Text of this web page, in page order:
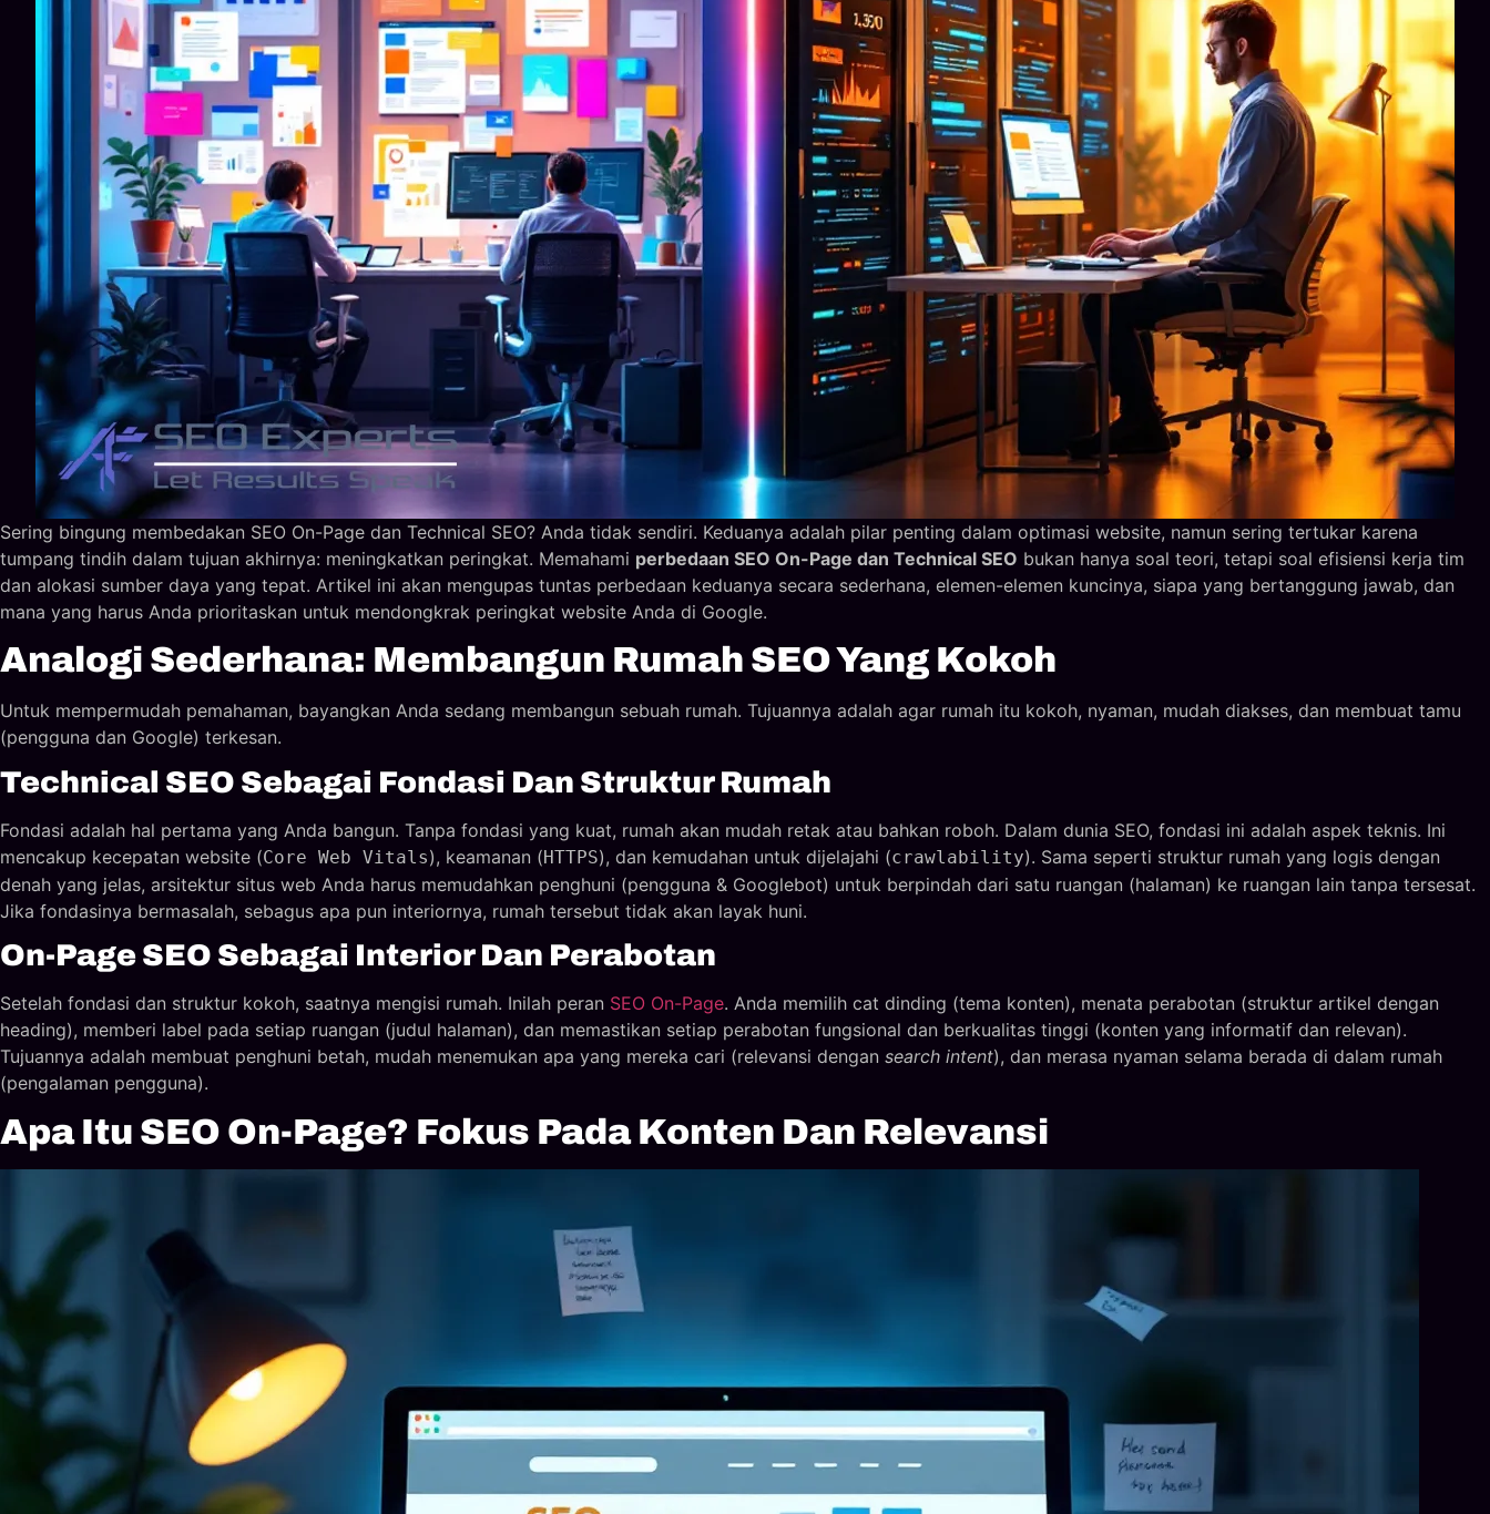
Sering bingung membedakan SEO On-Page dan Technical SEO? Anda tidak sendiri. Keduanya adalah pilar penting dalam optimasi website, namun sering tertukar karena
tumpang tindih dalam tujuan akhirnya: meningkatkan peringkat. Memahami perbedaan SEO On-Page dan Technical SEO bukan hanya soal teori, tetapi soal efisiensi kerja tim
dan alokasi sumber daya yang tepat. Artikel ini akan mengupas tuntas perbedaan keduanya secara sederhana, elemen-elemen kuncinya, siapa yang bertanggung jawab, dan
mana yang harus Anda prioritaskan untuk mendongkrak peringkat website Anda di Google.
Analogi Sederhana: Membangun Rumah SEO Yang Kokoh
Untuk mempermudah pemahaman, bayangkan Anda sedang membangun sebuah rumah. Tujuannya adalah agar rumah itu kokoh, nyaman, mudah diakses, dan membuat tamu
(pengguna dan Google) terkesan.
Technical SEO Sebagai Fondasi Dan Struktur Rumah
Fondasi adalah hal pertama yang Anda bangun. Tanpa fondasi yang kuat, rumah akan mudah retak atau bahkan roboh. Dalam dunia SEO, fondasi ini adalah aspek teknis. Ini
mencakup kecepatan website (Core Web Vitals), keamanan (HTTPS), dan kemudahan untuk dijelajahi (crawlability). Sama seperti struktur rumah yang logis dengan
denah yang jelas, arsitektur situs web Anda harus memudahkan penghuni (pengguna & Googlebot) untuk berpindah dari satu ruangan (halaman) ke ruangan lain tanpa tersesat.
Jika fondasinya bermasalah, sebagus apa pun interiornya, rumah tersebut tidak akan layak huni.
On-Page SEO Sebagai Interior Dan Perabotan
Setelah fondasi dan struktur kokoh, saatnya mengisi rumah. Inilah peran SEO On-Page. Anda memilih cat dinding (tema konten), menata perabotan (struktur artikel dengan
heading), memberi label pada setiap ruangan (judul halaman), dan memastikan setiap perabotan fungsional dan berkualitas tinggi (konten yang informatif dan relevan).
Tujuannya adalah membuat penghuni betah, mudah menemukan apa yang mereka cari (relevansi dengan search intent), dan merasa nyaman selama berada di dalam rumah
(pengalaman pengguna).
Apa Itu SEO On-Page? Fokus Pada Konten Dan Relevansi